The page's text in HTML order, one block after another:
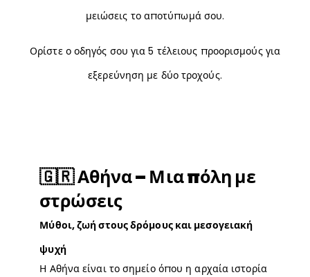
μειώσεις το αποτύπωμά σου.
Ορίστε ο οδηγός σου για 5 τέλειους προορισμούς για
εξερεύνηση με δύο τροχούς.
🇬🇷 Αθήνα – Μια πόλη με
στρώσεις
Μύθοι, ζωή στους δρόμους και μεσογειακή
ψυχή
Η Αθήνα είναι το σημείο όπου η αρχαία ιστορία